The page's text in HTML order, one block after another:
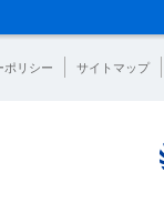
ポリシー サイトマップ